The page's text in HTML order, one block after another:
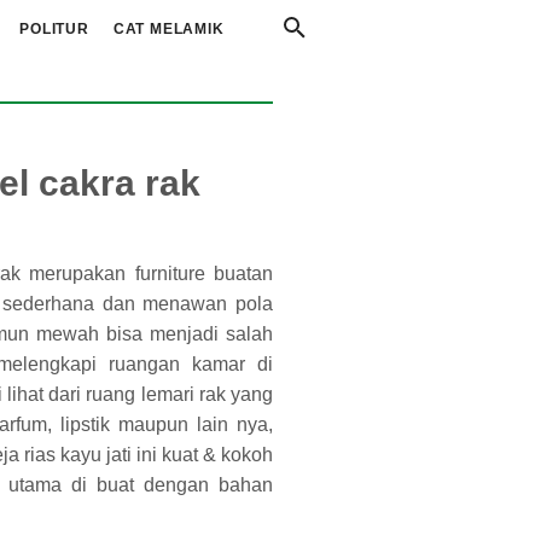
POLITUR CAT MELAMIK
cakra rak
merupakan furniture buatan
dan menawan pola
mewah bisa menjadi salah
ruangan kamar di
dari ruang lemari rak yang
lipstik maupun lain nya,
rias kayu jati ini kuat & kokoh
di buat dengan bahan